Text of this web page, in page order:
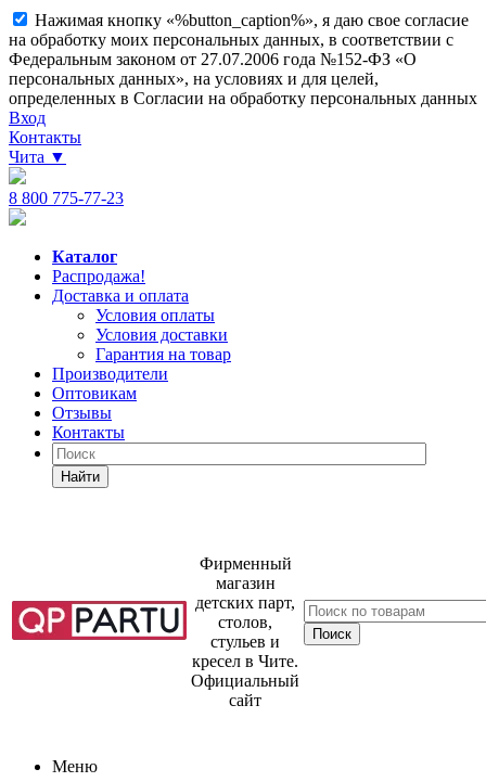
Нажимая кнопку «%button_caption%», я даю свое согласие
на обработку моих персональных данных, в соответствии с
Федеральным законом от 27.07.2006 года №152-ФЗ «О
персональных данных», на условиях и для целей,
определенных в Согласии на обработку персональных данных
Вход
Контакты
Чита ▼
8 800 775-77-23
Каталог
Распродажа!
Доставка и оплата
Условия оплаты
Условия доставки
Гарантия на товар
Производители
Оптовикам
Отзывы
Контакты
Найти
Фирменный
магазин
детских парт,
столов,
стульев и
кресел в Чите.
Официальный
сайт
Меню